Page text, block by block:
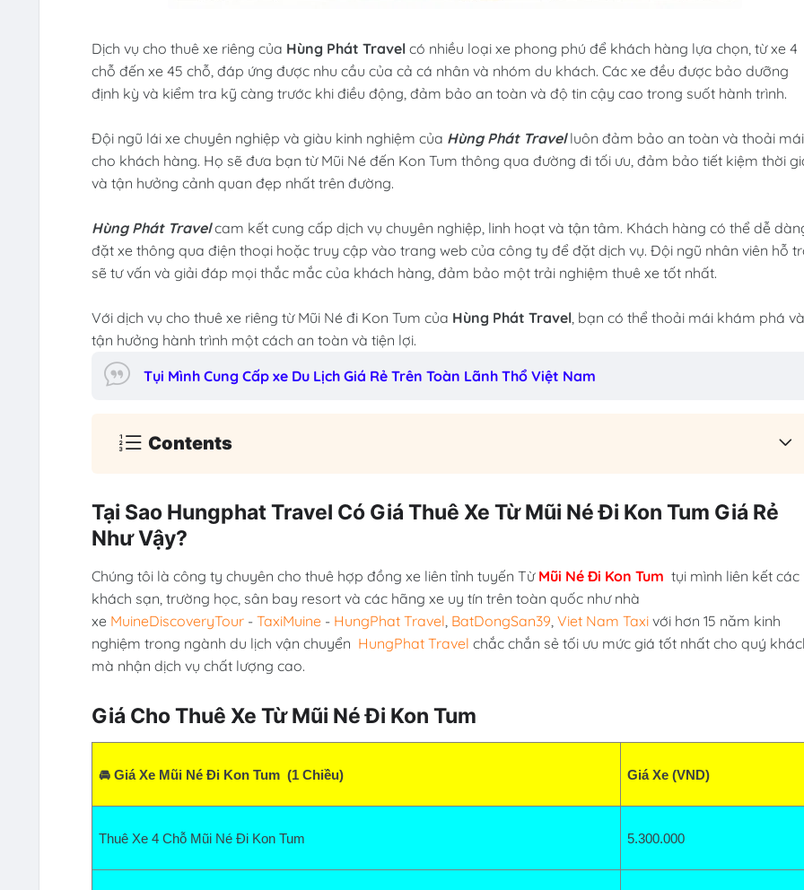
Dịch vụ cho thuê xe riêng của Hùng Phát Travelcó nhiều loại xe phong phú để khách hàng lựa chọn, từ xe 4
chỗ đến xe 45 chỗ, đáp ứng được nhu cầu của cả cá nhân và nhóm du khách. Các xe đều được bảo dưỡng
định kỳ và kiểm tra kỹ càng trước khi điều động, đảm bảo an toàn và độ tin cậy cao trong suốt hành trình.
Đội ngũ lái xe chuyên nghiệp và giàu kinh nghiệm của Hùng Phát Travelluôn đảm bảo an toàn và thoải mái
cho khách hàng. Họ sẽ đưa bạn từ Mũi Né đến Kon Tum thông qua đường đi tối ưu, đảm bảo tiết kiệm thời
và tận hưởng cảnh quan đẹp nhất trên đường.
Hùng Phát Travelcam kết cung cấp dịch vụ chuyên nghiệp, linh hoạt và tận tâm. Khách hàng có thể dễ
đặt xe thông qua điện thoại hoặc truy cập vào trang web của công ty để đặt dịch vụ. Đội ngũ nhân viên hỗ
sẽ tư vấn và giải đáp mọi thắc mắc của khách hàng, đảm bảo một trải nghiệm thuê xe tốt nhất.
Với dịch vụ cho thuê xe riêng từ Mũi Né đi Kon Tum của Hùng Phát Travel, bạn có thể thoải mái khám phá và
tận hưởng hành trình một cách an toàn và tiện lợi.
Tụi Mình Cung Cấp xe Du Lịch Giá Rẻ Trên Toàn Lãnh Thổ Việt Nam
Contents
Tại Sao Hungphat Travel Có Giá Thuê Xe Từ Mũi Né Đi Kon Tum Giá Rẻ
Như Vậy?
Chúng tôi là công ty chuyên cho thuê hợp đồng xe liên tỉnh tuyến Từ Mũi Né Đi Kon Tum tụi mình liên kết các
khách sạn, trường học, sân bay resort và các hãng xe uy tín trên toàn quốc như nhà
xe MuineDiscoveryTour- TaxiMuine - HungPhat Travel BatDongSan39 Viet Nam Taxivới hơn 15 năm kinh
nghiệm trong ngành du lịch vận chuyển HungPhat Travel chắc chắn sẻ tối ưu mức giá tốt nhất cho quý
mà nhận dịch vụ chất lượng cao.
Giá Cho Thuê Xe Từ Mũi Né Đi Kon Tum
🚘 Giá Xe Mũi Né Đi Kon Tum  (1 Chiều) Giá Xe (VND)
Thuê Xe 4 Chỗ Mũi Né Đi Kon Tum 5.300.000